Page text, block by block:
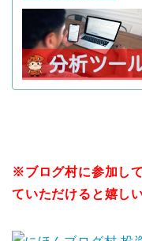
※ブログ村に参加し
ていただけると嬉し